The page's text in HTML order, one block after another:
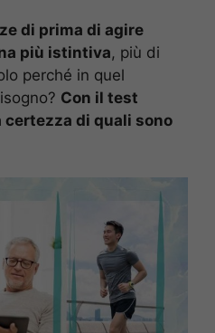
di prima di agire
più istintiva, più di
perché in quel
Con il test
di quali sono